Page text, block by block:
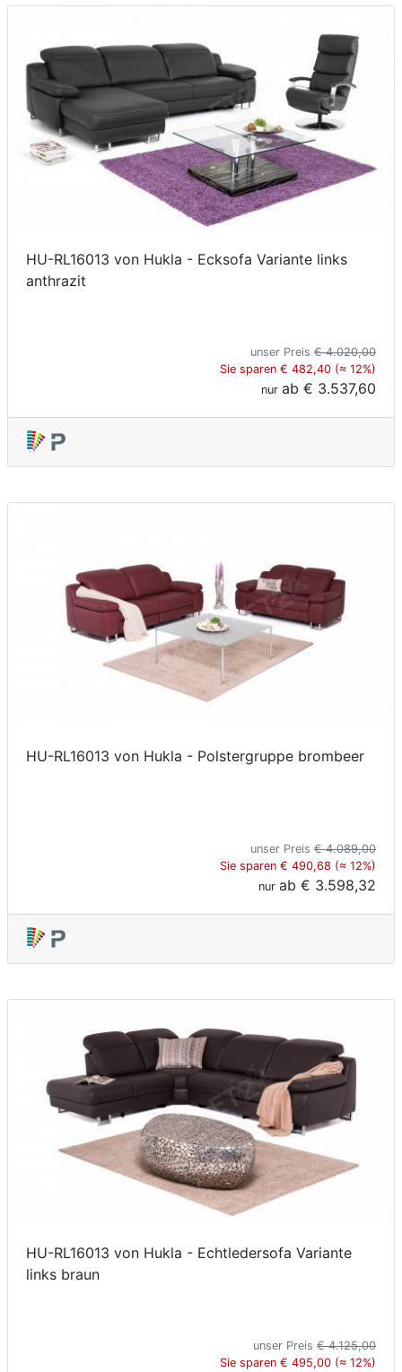
HU-RL16013 von Hukla - Ecksofa Variante links
anthrazit
unser Preis € 4.020,00
Sie sparen € 482,40 (≈ 12%)
nur ab € 3.537,60
HU-RL16013 von Hukla - Polstergruppe brombeer
unser Preis € 4.089,00
Sie sparen € 490,68 (≈ 12%)
nur ab € 3.598,32
HU-RL16013 von Hukla - Echtledersofa Variante
links braun
unser Preis € 4.125,00
Sie sparen € 495,00 (≈ 12%)